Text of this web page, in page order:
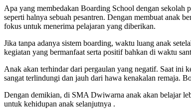
Apa yang membedakan Boarding School dengan sekolah
seperti halnya sebuah pesantren. Dengan membuat anak
fokus untuk menerima pelajaran yang diberikan.
Jika tanpa adanya sistem boarding, waktu luang anak
kegiatan yang bermanfaat serta positif bahkan di waktu
Anak akan terhindar dari pergaulan yang negatif. Saat ini
sangat terlindungi dan jauh dari hawa kenakalan remaja.
Dengan demikian, di SMA Dwiwarna anak akan belajar
untuk kehidupan anak selanjutnya .